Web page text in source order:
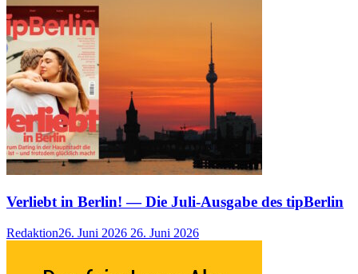
Verliebt in Berlin! — Die Juli-Ausgabe des tipBerlin
Redaktion26. Juni 2026 26. Juni 2026